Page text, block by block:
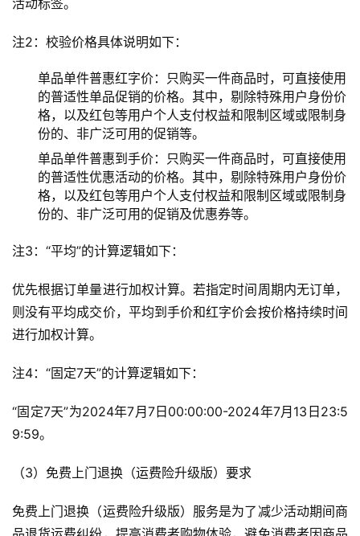
注2：校验价格具体说明如下：
单品单件普惠红字价：只购买一件商品时，可直接使用
的普适性单品促销的价格。其中，剔除特殊用户身份价
格，以及红包等用户个人支付权益和限制区域或限制身
份的、非广泛可用的促销等。
单品单件普惠到手价：只购买一件商品时，可直接使用
的普适性优惠活动的价格。其中，剔除特殊用户身份价
格，以及红包等用户个人支付权益和限制区域或限制身
份的、非广泛可用的促销及优惠券等。
注3：“平均”的计算逻辑如下：
优先根据订单量进行加权计算。若指定时间周期内无订单，
则没有平均成交价，平均到手价和红字价会按价格持续时间
进行加权计算。
注4：“固定7天”的计算逻辑如下：
“固定7天”为2024年7月7日00:00:00-2024年7月13日23:5
9:59。
（3）免费上门退换（运费险升级版）要求
免费上门退换（运费险升级版）服务是为了减少活动期间商